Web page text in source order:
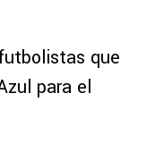
que
para el